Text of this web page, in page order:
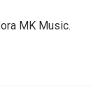
MK Music.